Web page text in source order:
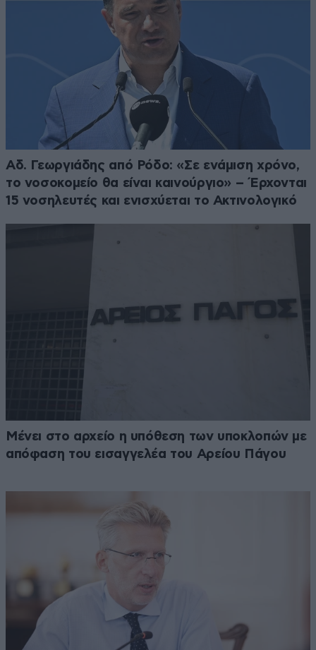
Αδ. Γεωργιάδης από Ρόδο: «Σε ενάμιση χρόνο,
το νοσοκομείο θα είναι καινούργιο» – Έρχονται
15 νοσηλευτές και ενισχύεται το Ακτινολογικό
Μένει στο αρχείο η υπόθεση των υποκλοπών με
απόφαση του εισαγγελέα του Αρείου Πάγου